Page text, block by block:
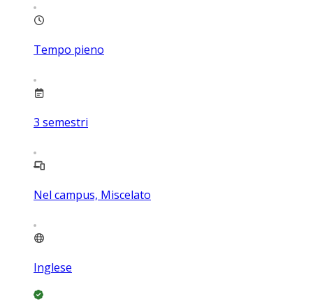
Tempo pieno
3 semestri
Nel campus, Miscelato
Inglese